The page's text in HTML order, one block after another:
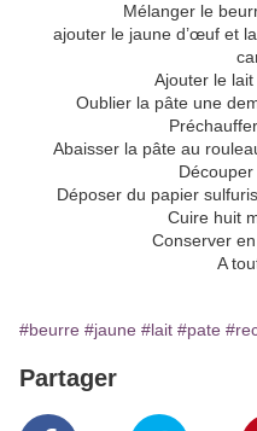
Mélanger le
ajouter le jaune d’œuf et
Ajouter le
Oublier la pâte une
Abaisser la pâte au
Découper
Déposer du papier
Cuire huit
Conserver
A
#beurre #jaune #lait #pate
Partager